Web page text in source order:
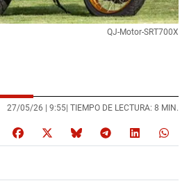
QJ-Motor-SRT700X
27/05/26 | 9:55 | TIEMPO DE LECTURA: 8 MIN.